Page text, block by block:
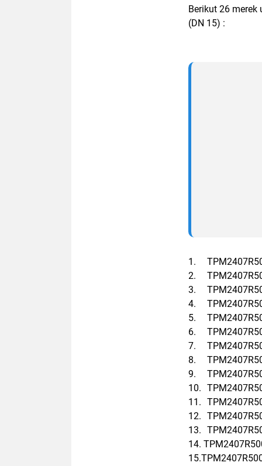
Berikut 26 merek
(DN 15) :
1.
2.
3.
4.
5.
6.
7.
8.
9.
10.
11.
12.
13.
14.